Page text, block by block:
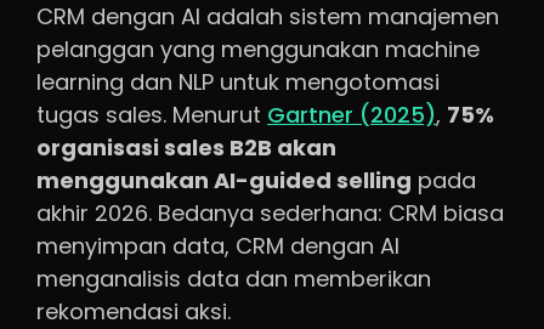
CRM dengan AI adalah sistem manajemen
pelanggan yang menggunakan machine
learning dan NLP untuk mengotomasi
tugas sales. Menurut Gartner (2025), 75%
organisasi sales B2B akan
menggunakan AI-guided selling pada
akhir 2026. Bedanya sederhana: CRM biasa
menyimpan data, CRM dengan AI
menganalisis data dan memberikan
rekomendasi aksi.